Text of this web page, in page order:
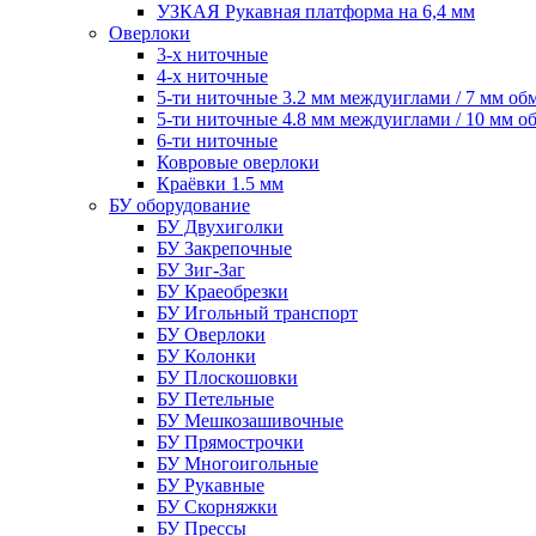
УЗКАЯ Рукавная платформа на 6,4 мм
Оверлоки
3-х ниточные
4-х ниточные
5-ти ниточные 3.2 мм междуиглами / 7 мм
5-ти ниточные 4.8 мм междуиглами / 10 мм
6-ти ниточные
Ковровые оверлоки
Краёвки 1.5 мм
БУ оборудование
БУ Двухиголки
БУ Закрепочные
БУ Зиг-Заг
БУ Краеобрезки
БУ Игольный транспорт
БУ Оверлоки
БУ Колонки
БУ Плоскошовки
БУ Петельные
БУ Мешкозашивочные
БУ Прямострочки
БУ Многоигольные
БУ Рукавные
БУ Скорняжки
БУ Прессы